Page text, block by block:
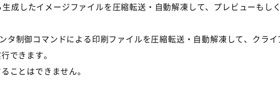
したイメージファイルを圧縮転送・自動解凍して、プレビューもし
制御コマンドによる印刷ファイルを圧縮転送・自動解凍して、クライ
できます。
ことはできません。